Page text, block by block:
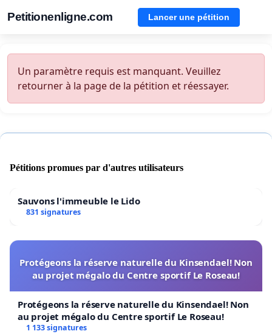
Petitionenligne.com Lancer une pétition
Un paramètre requis est manquant. Veuillez
retourner à la page de la pétition et réessayer.
Pétitions promues par d'autres utilisateurs
Sauvons l'immeuble le Lido
831 signatures
Protégeons la réserve naturelle du Kinsendael! Non
au projet mégalo du Centre sportif Le Roseau!
Protégeons la réserve naturelle du Kinsendael! Non
au projet mégalo du Centre sportif Le Roseau!
1 133 signatures